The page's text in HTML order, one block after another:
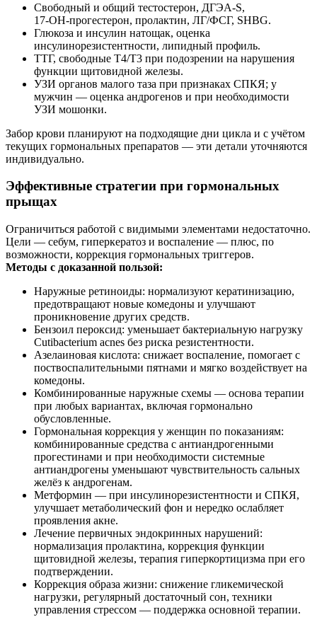
Свободный и общий тестостерон, ДГЭА‑S,
17‑ОН‑прогестерон, пролактин, ЛГ/ФСГ, SHBG.
Глюкоза и инсулин натощак, оценка
инсулинорезистентности, липидный профиль.
ТТГ, свободные Т4/Т3 при подозрении на нарушения
функции щитовидной железы.
УЗИ органов малого таза при признаках СПКЯ; у
мужчин — оценка андрогенов и при необходимости
УЗИ мошонки.
Забор крови планируют на подходящие дни цикла и с учётом
текущих гормональных препаратов — эти детали уточняются
индивидуально.
Эффективные стратегии при гормональных
прыщах
Ограничиться работой с видимыми элементами недостаточно.
Цели — себум, гиперкератоз и воспаление — плюс, по
возможности, коррекция гормональных триггеров.
Методы с доказанной пользой:
Наружные ретиноиды: нормализуют кератинизацию,
предотвращают новые комедоны и улучшают
проникновение других средств.
Бензоил пероксид: уменьшает бактериальную нагрузку
Cutibacterium acnes без риска резистентности.
Азелаиновая кислота: снижает воспаление, помогает с
поствоспалительными пятнами и мягко воздействует на
комедоны.
Комбинированные наружные схемы — основа терапии
при любых вариантах, включая гормонально
обусловленные.
Гормональная коррекция у женщин по показаниям:
комбинированные средства с антиандрогенными
прогестинами и при необходимости системные
антиандрогены уменьшают чувствительность сальных
желёз к андрогенам.
Метформин — при инсулинорезистентности и СПКЯ,
улучшает метаболический фон и нередко ослабляет
проявления акне.
Лечение первичных эндокринных нарушений:
нормализация пролактина, коррекция функции
щитовидной железы, терапия гиперкортицизма при его
подтверждении.
Коррекция образа жизни: снижение гликемической
нагрузки, регулярный достаточный сон, техники
управления стрессом — поддержка основной терапии.